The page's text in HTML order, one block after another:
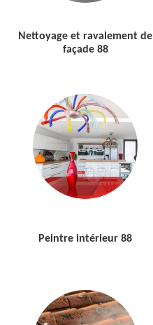
Nettoyage et ravalement de
façade 88
Peintre intérieur 88